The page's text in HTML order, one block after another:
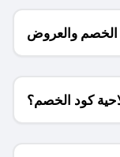
والعروض
للمتاجر؟
كود الخصم؟